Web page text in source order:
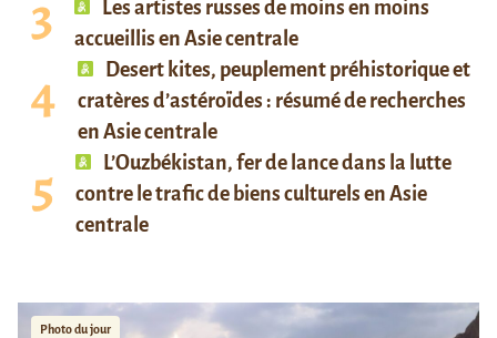
Les artistes russes de moins en moins
accueillis en Asie centrale
Desert kites, peuplement préhistorique et
cratères d’astéroïdes : résumé de recherches
en Asie centrale
L’Ouzbékistan, fer de lance dans la lutte
contre le trafic de biens culturels en Asie
centrale
Photo du jour